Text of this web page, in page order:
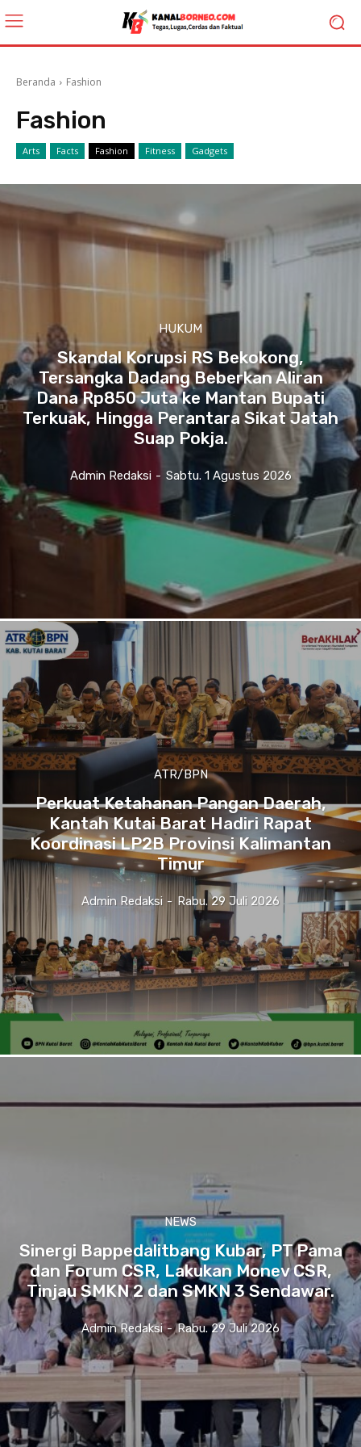
Beranda Fashion
Fashion
Arts Facts Fashion Fitness Gadgets
HUKUM
Skandal Korupsi RS Bekokong,
Tersangka Dadang Beberkan Aliran
Dana Rp850 Juta ke Mantan Bupati
Terkuak, Hingga Perantara Sikat Jatah
Suap Pokja.
Admin Redaksi - Sabtu. 1 Agustus 2026
ATR/BPN
Perkuat Ketahanan Pangan Daerah,
Kantah Kutai Barat Hadiri Rapat
Koordinasi LP2B Provinsi Kalimantan
Timur
Admin Redaksi - Rabu. 29 Juli 2026
NEWS
Sinergi Bappedalitbang Kubar, PT Pama
dan Forum CSR, Lakukan Monev CSR,
Tinjau SMKN 2 dan SMKN 3 Sendawar.
Admin Redaksi - Rabu. 29 Juli 2026